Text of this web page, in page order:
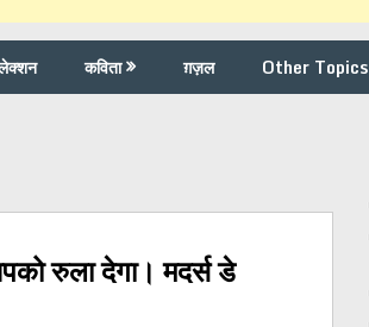
कविता ग़ज़ल Other Topics
रुला देगा। मदर्स डे